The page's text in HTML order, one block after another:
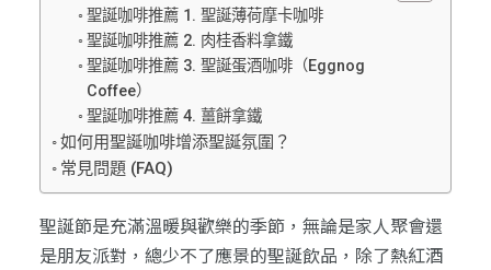
聖誕咖啡推薦 1. 聖誕薄荷摩卡咖啡
聖誕咖啡推薦 2. 肉桂香料拿鐵
聖誕咖啡推薦 3. 聖誕蛋酒咖啡（Eggnog
Coffee）
聖誕咖啡推薦 4. 薑餅拿鐵
如何用聖誕咖啡增添聖誕氛圍？
常見問題 (FAQ)
聖誕節是充滿溫暖與歡樂的季節，無論是家人聚會還
是朋友派對，總少不了應景的聖誕飲品，除了熱紅酒